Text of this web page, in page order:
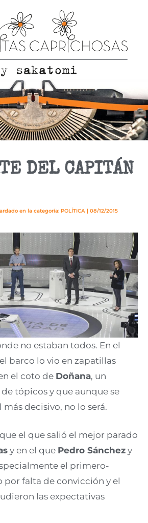
DEL CAPITÁN
en la categoría: POLÍTICA | 08/12/2015
no estaban todos. En el
barco lo vio en zapatillas
el coto de Doñana, un
tópicos y que aunque se
decisivo, no lo será.
el que salió el mejor parado
y en el que Pedro Sánchez y
el primero-
por falta de convicción y el
las expectativas